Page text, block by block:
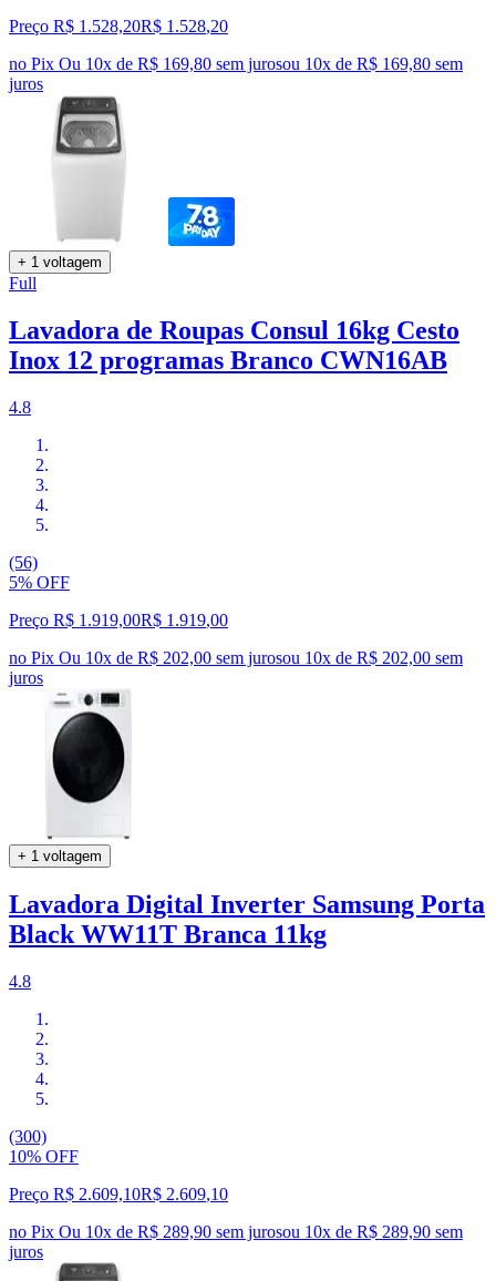
Preço R$ 1.528,20R$ 1.528,20
no Pix Ou 10x de R$ 169,80 sem jurosou 10x de R$ 169,80 sem
juros
+ 1 voltagem
Full
Lavadora de Roupas Consul 16kg Cesto
Inox 12 programas Branco CWN16AB
4.8
(56)
5% OFF
Preço R$ 1.919,00R$ 1.919,00
no Pix Ou 10x de R$ 202,00 sem jurosou 10x de R$ 202,00 sem
juros
+ 1 voltagem
Lavadora Digital Inverter Samsung Porta
Black WW11T Branca 11kg
4.8
(300)
10% OFF
Preço R$ 2.609,10R$ 2.609,10
no Pix Ou 10x de R$ 289,90 sem jurosou 10x de R$ 289,90 sem
juros